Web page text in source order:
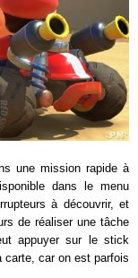
une mission rapide à
dans le menu
à découvrir, et
de réaliser une tâche
appuyer sur le stick
carte, car on est parfois